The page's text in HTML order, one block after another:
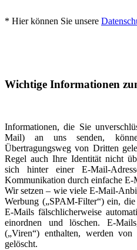
* Hier können Sie unsere
Wichtige Informationen
Informationen, die Sie
Mail) an uns senden,
Übertragungsweg von Dritten
Regel auch Ihre Identität nicht
sich hinter einer E-Mail-
Kommunikation durch einfache E-
Wir setzen – wie viele E-Mail-
Werbung („SPAM-Filter“) ein,
E-Mails fälschlicherweise
einordnen und löschen. E-
(„Viren“) enthalten, werden
gelöscht.